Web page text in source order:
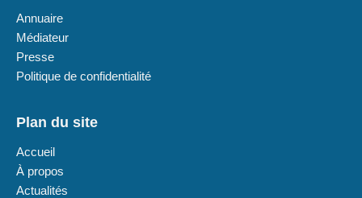
Annuaire
Médiateur
Presse
Politique de confidentialité
Plan du site
Accueil
À propos
Actualités